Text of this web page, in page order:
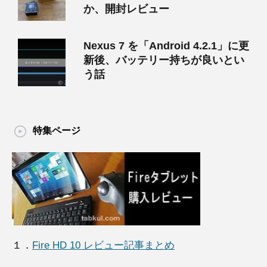
か、開封レビュー
Nexus 7 を「Android 4.2.1」に更
新後、バッテリー持ちが良いとい
う話
特集ページ
１． Fire HD 10 レビュー記事まとめ